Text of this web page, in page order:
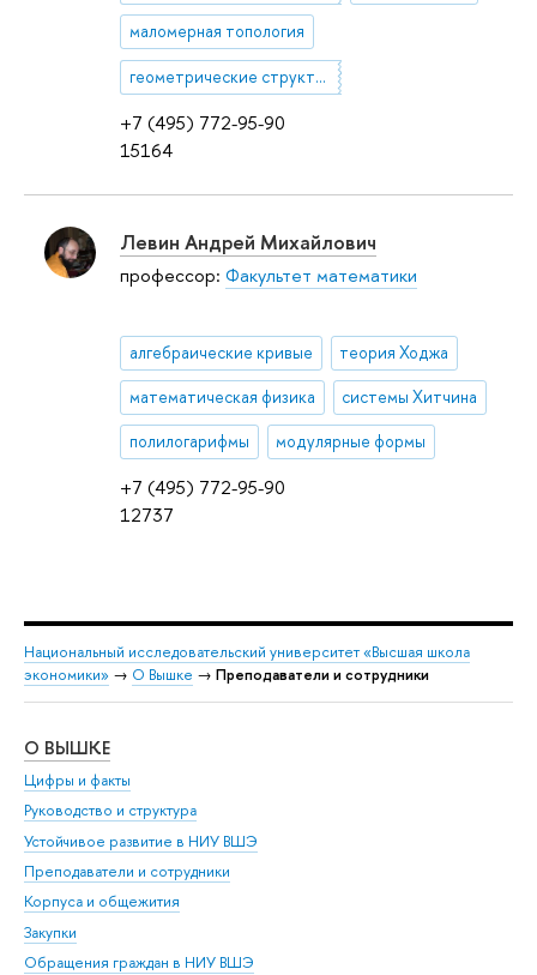
+7 (495) 772-95-90
15164
маломерная топология
геометрические структуры на многообразиях
+7 (495) 772-95-90
12737
Левин Андрей Михайлович
профессор: Факультет математики
алгебраические кривые теория Ходжа
математическая физика системы Хитчина
полилогарифмы модулярные формы
Национальный исследовательский университет «Высшая школа
экономики» → О Вышке → Преподаватели и сотрудники
О ВЫШКЕ
Цифры и факты
Руководство и структура
Устойчивое развитие в НИУ ВШЭ
Преподаватели и сотрудники
Корпуса и общежития
Закупки
Обращения граждан в НИУ ВШЭ